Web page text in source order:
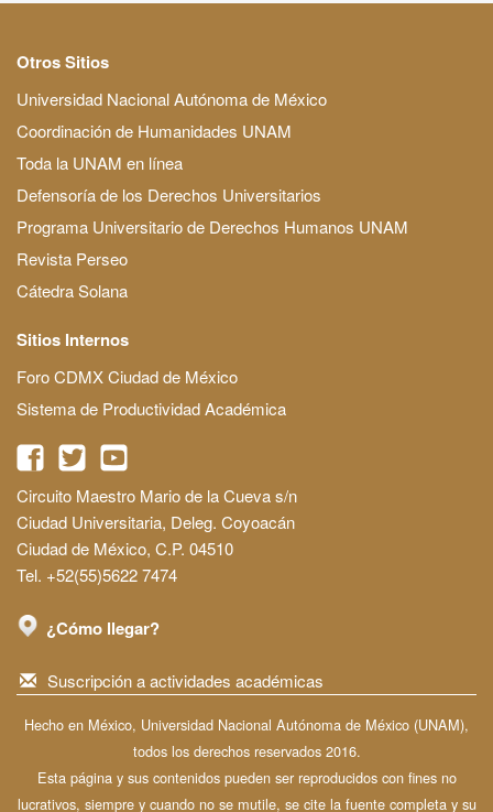
Otros Sitios
Universidad Nacional Autónoma de México
Coordinación de Humanidades UNAM
Toda la UNAM en línea
Defensoría de los Derechos Universitarios
Programa Universitario de Derechos Humanos UNAM
Revista Perseo
Cátedra Solana
Sitios Internos
Foro CDMX Ciudad de México
Sistema de Productividad Académica
Circuito Maestro Mario de la Cueva s/n
Ciudad Universitaria, Deleg. Coyoacán
Ciudad de México, C.P. 04510
Tel. +52(55)5622 7474
¿Cómo llegar?
Suscripción a actividades académicas
Hecho en México, Universidad Nacional Autónoma de México (UNAM),
todos los derechos reservados 2016.
Esta página y sus contenidos pueden ser reproducidos con fines no
lucrativos, siempre y cuando no se mutile, se cite la fuente completa y su